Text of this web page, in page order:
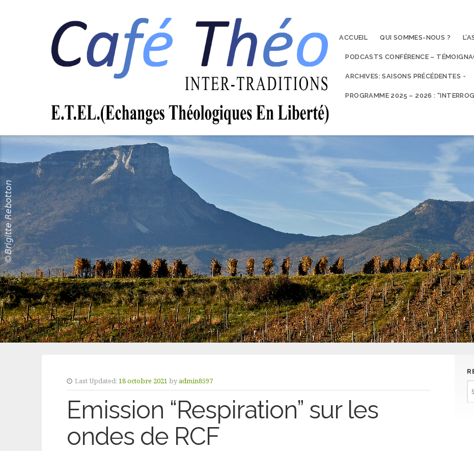
ACCUEIL QUI SOMMES-NOUS ?
PODCASTS CONFÉRENCE –
ARCHIVES: SAISONS PRÉCÉDENTES
PROGRAMME 2025 – 2026 :
Last Updated: 18 octobre 2021 byadmin8597
Emission “Respiration” sur les
ondes de RCF